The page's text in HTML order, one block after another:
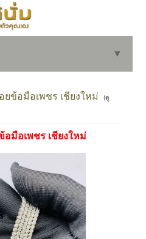
▼
ข้อมือเพชร เชียงใหม่
(ดู
มือเพชร เชียงใหม่